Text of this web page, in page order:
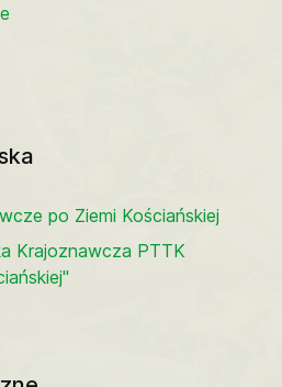
po Ziemi Kościańskiej
Krajoznawcza PTTK